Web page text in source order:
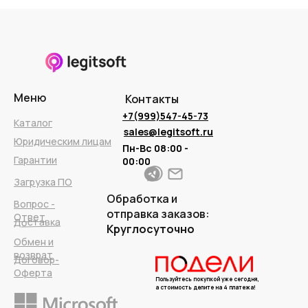
Контакты
sales@legitsoft.ru
Пн-Вс 08:00 -
00:00
Обработка и
отправка заказов:
Круглосуточно
Пользуйтесь покупкой уже сегодня,
а стоимость делите на 4 платежа!
+7(999)547-45-73
Меню
Каталог
Юридическим лицам
Гарантии
Загрузка ПО
Вопрос -
Ответ
Обмен и
возврат
Договор-
Оферта
Доставка